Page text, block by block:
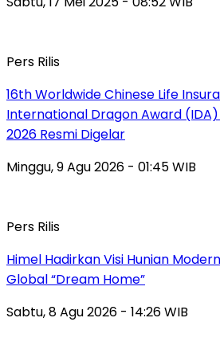
Pers Rilis
16th Worldwide Chinese Life
International Dragon Award
2026 Resmi Digelar
Minggu, 9 Agu 2026 - 01:45 WIB
Pers Rilis
Himel Hadirkan Visi Hunian
Global “Dream Home”
Sabtu, 8 Agu 2026 - 14:26 WIB